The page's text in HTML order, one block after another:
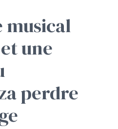
musical
une
perdre